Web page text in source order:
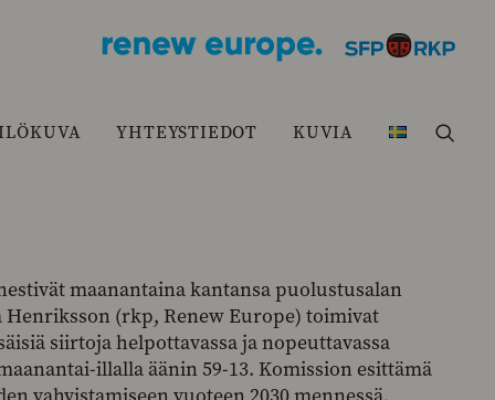
YHTEYSTIEDOT KUVIA
maanantaina kantansa puolustusalan
(rkp, Renew Europe) toimivat
siirtoja helpottavassa ja nopeuttavassa
illalla äänin 59-13. Komission esittämä